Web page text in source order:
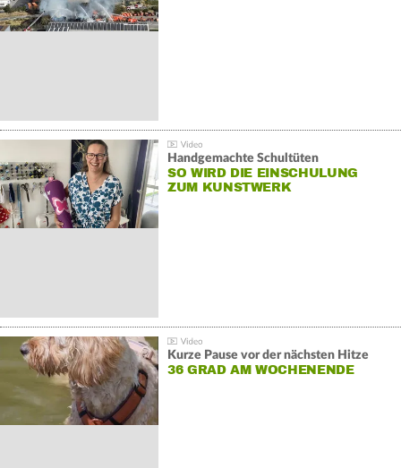
Handgemachte Schultüten
SO WIRD DIE EINSCHULUNG
ZUM KUNSTWERK
Kurze Pause vor der nächsten Hitze
36 GRAD AM WOCHENENDE